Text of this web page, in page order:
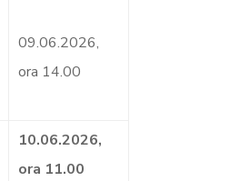
09.06.2026,
ora 14.00
10.06.2026,
ora 11.00